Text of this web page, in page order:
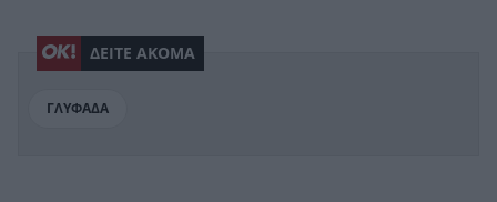
ΔΕΙΤΕ ΑΚΟΜΑ
ΓΛΥΦΑΔΑ